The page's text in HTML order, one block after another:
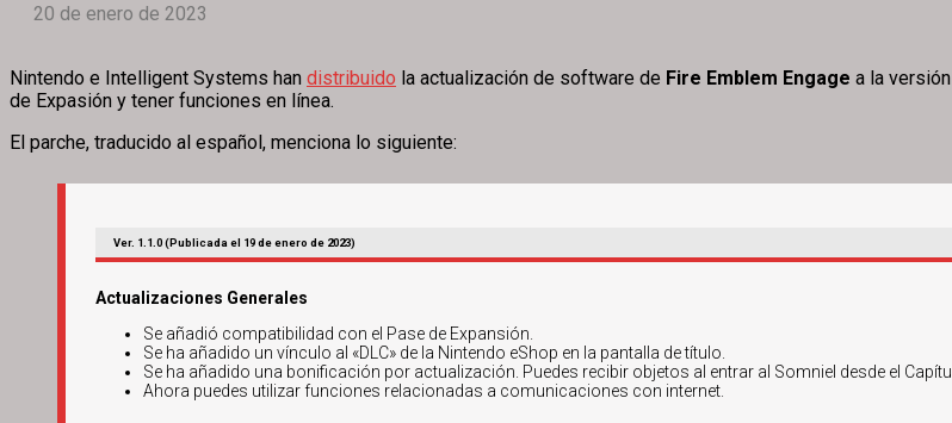
20 de enero de 2023
Nintendo e Intelligent Systems han distribuido la actualización de software de Fire Emblem Engage a la
de Expasión y tener funciones en línea.
El parche, traducido al español, menciona lo siguiente:
Ver. 1.1.0 (Publicada el 19 de enero de 2023)
Actualizaciones Generales
Se añadió compatibilidad con el Pase de Expansión.
Se ha añadido un vínculo al «DLC» de la Nintendo eShop en la pantalla de título.
Se ha añadido una bonificación por actualización. Puedes recibir objetos al entrar al Somniel desde el
Ahora puedes utilizar funciones relacionadas a comunicaciones con internet.